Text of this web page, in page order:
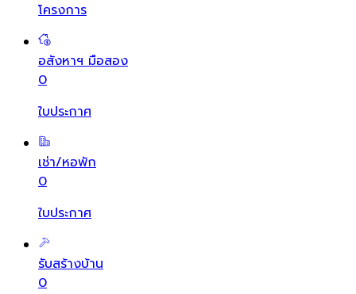
โครงการ
อสังหาฯ มือสอง
0
ใบประกาศ
เช่า/หอพัก
0
ใบประกาศ
รับสร้างบ้าน
0